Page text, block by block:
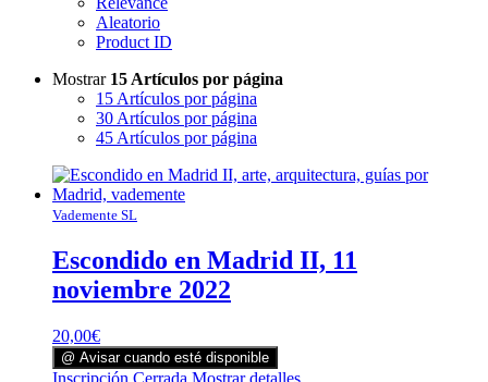
Aleatorio
Product ID
Mostrar 15 Artículos por página
15 Artículos por página
30 Artículos por página
45 Artículos por página
Vademente SL
Escondido en Madrid II, 11
noviembre 2022
20,00€
@ Avisar cuando esté disponible
Inscripción Cerrada Mostrar detalles